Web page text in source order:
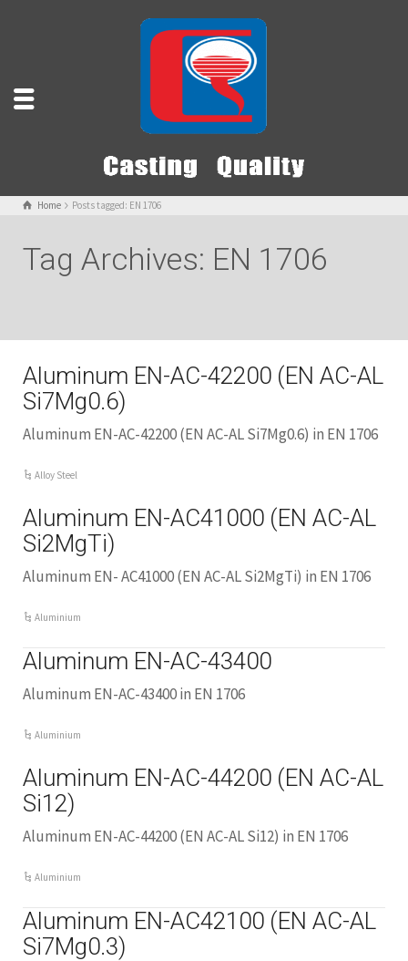
Home Posts tagged: EN 1706
Tag Archives: EN 1706
Aluminum EN-AC-42200 (EN AC-AL
Si7Mg0.6)
Aluminum EN-AC-42200 (EN AC-AL Si7Mg0.6) in EN 1706
Alloy Steel
Aluminum EN-AC41000 (EN AC-AL
Si2MgTi)
Aluminum EN- AC41000 (EN AC-AL Si2MgTi) in EN 1706
Aluminium
Aluminum EN-AC-43400
Aluminum EN-AC-43400in EN 1706
Aluminium
Aluminum EN-AC-44200 (EN AC-AL
Si12)
Aluminum EN-AC-44200 (EN AC-AL Si12) in EN 1706
Aluminium
Aluminum EN-AC42100 (EN AC-AL
Si7Mg0.3)